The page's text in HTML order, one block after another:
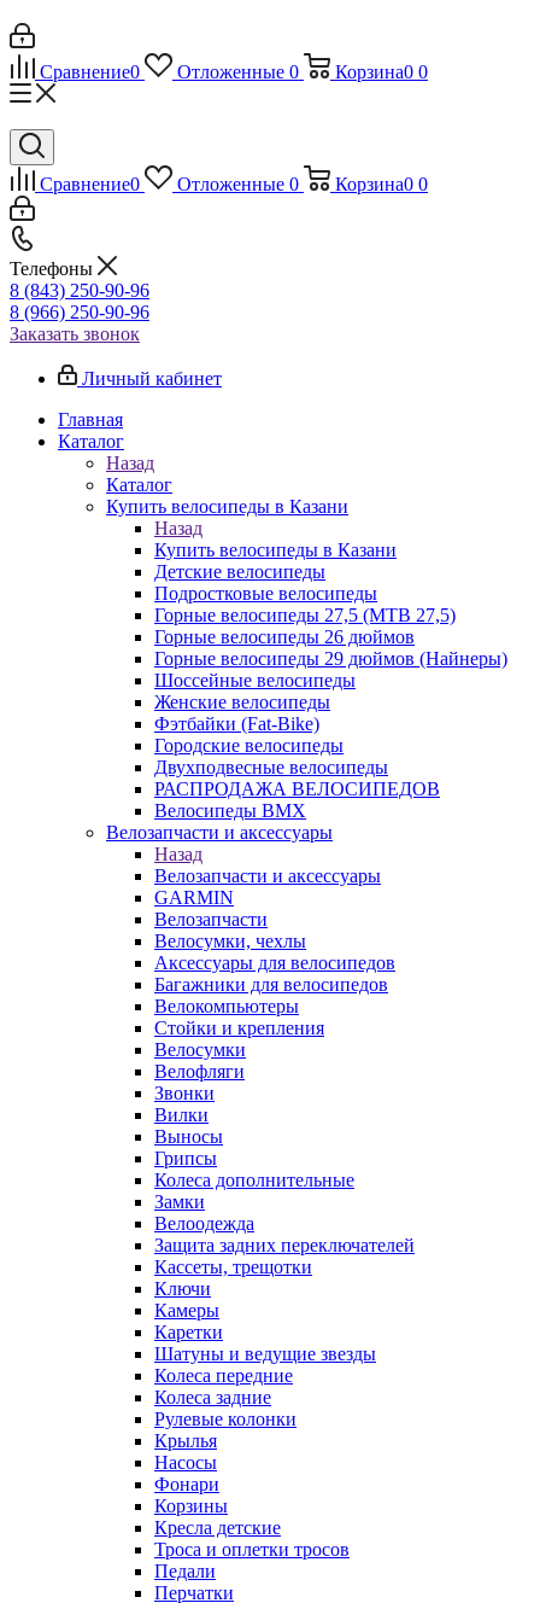
Сравнение0 Отложенные 0 Корзина0 0
Сравнение0 Отложенные 0 Корзина0 0
Телефоны
8 (843) 250-90-96
8 (966) 250-90-96
Заказать звонок
Личный кабинет
Главная
Каталог
Назад
Каталог
Купить велосипеды в Казани
Назад
Купить велосипеды в Казани
Детские велосипеды
Подростковые велосипеды
Горные велосипеды 27,5 (MTB 27,5)
Горные велосипеды 26 дюймов
Горные велосипеды 29 дюймов (Найнеры)
Шоссейные велосипеды
Женские велосипеды
Фэтбайки (Fat-Bike)
Городские велосипеды
Двухподвесные велосипеды
РАСПРОДАЖА ВЕЛОСИПЕДОВ
Велосипеды BMX
Велозапчасти и аксессуары
Назад
Велозапчасти и аксессуары
GARMIN
Велозапчасти
Велосумки, чехлы
Аксессуары для велосипедов
Багажники для велосипедов
Велокомпьютеры
Стойки и крепления
Велосумки
Велофляги
Звонки
Вилки
Выносы
Грипсы
Колеса дополнительные
Замки
Велоодежда
Защита задних переключателей
Кассеты, трещотки
Ключи
Камеры
Каретки
Шатуны и ведущие звезды
Колеса передние
Колеса задние
Рулевые колонки
Крылья
Насосы
Фонари
Корзины
Кресла детские
Троса и оплетки тросов
Педали
Перчатки